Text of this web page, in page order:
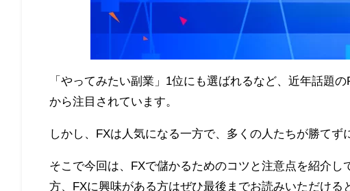
「やってみたい副業」1位にも選ばれるなど、近年話題
から注目されています。
しかし、FXは人気になる一方で、多くの人たちが勝て
そこで今回は、FXで儲かるためのコツと注意点を紹介
方、FXに興味がある方はぜひ最後までお読みいただける